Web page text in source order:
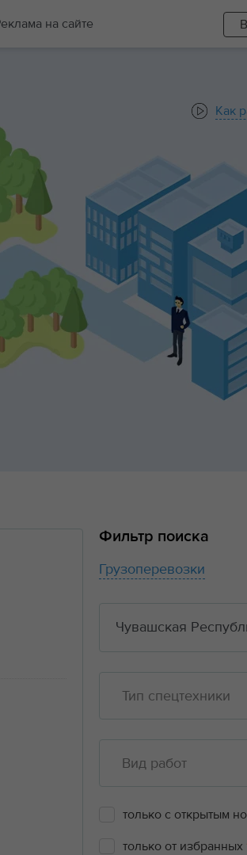
на сайте
Как
Фильтр поиска
Грузоперевозки
Тип спецтехники
Вид работ
только с открытым
только от избранных